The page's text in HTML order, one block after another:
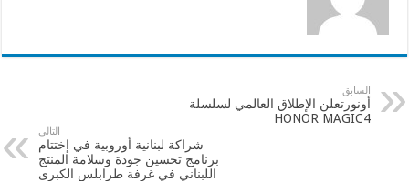
السابق
أونورتعلن الإطلاق العالمي لسلسلة
HONOR MAGIC4
التالي
شراكة لبنانية أوروبية في إختتام
برنامج تحسين جودة وسلامة المنتج
اللبناني في غرفة طرابلس الكبرى